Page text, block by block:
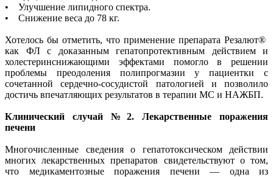
• Улучшение липидного спектра.
• Снижение веса до 78 кг.
Хотелось бы отметить, что применение препарата Резалют®
как ФЛ с доказанным гепатопротективным действием и
холестеринснижающими эффектами помогло в решении
проблемы преодоления полипрогмазии у пациентки с
сочетанной сердечно-сосудистой патологией и позволило
достичь впечатляющих результатов в терапии МС и НАЖБП.
Клинический случай №2. Лекарственные поражения
печени
Многочисленные сведения о гепатотоксическом действии
многих лекарственных препаратов свидетельствуют о том,
что медикаментозные поражения печени — одна из